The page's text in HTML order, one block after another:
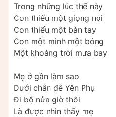
Trong những lúc thế này
Con thiếu một giọng nói
Con thiếu một bàn tay
Con một mình một bóng
Một khoảng trời mưa bay
Mẹ ở gần làm sao
Dưới chân đê Yên Phụ
Đi bộ nửa giờ thôi
Là được nhìn thấy mẹ